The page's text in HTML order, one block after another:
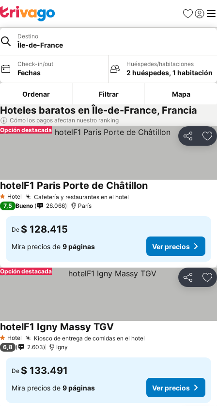
Favoritos
Iniciar
Destino
Île-de-France
Check-in/out
Fechas
Huéspedes/habitaciones
2 huéspedes, 1 habitación
Ordenar Filtrar Mapa
Hoteles baratos en Île-de-France, Francia
Cómo los pagos afectan nuestro ranking
Compartir
Opción destacada
1 Estrellas
Hotel Cafetería y restaurantes en el hotel
hotelF1 Paris Porte de Châtillon
7,5 Bueno 26.066 París
De $ 128.415
Mira precios de 9 páginas Ver precios
Compartir
Opción destacada
1 Estrellas
Hotel Kiosco de entrega de comidas en el hotel
hotelF1 Igny Massy TGV
6,8 2.603 Igny
De $ 133.491
Mira precios de 9 páginas Ver precios